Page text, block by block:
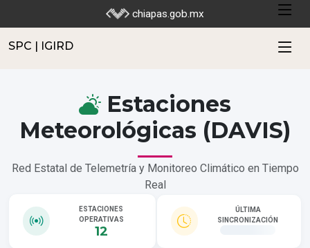
chiapas.gob.mx
SPC | IGIRD
Estaciones
Meteorológicas (DAVIS)
Red Estatal de Telemetría y Monitoreo Climático en Tiempo
Real
ESTACIONES
OPERATIVAS
12
ÚLTIMA
SINCRONIZACIÓN